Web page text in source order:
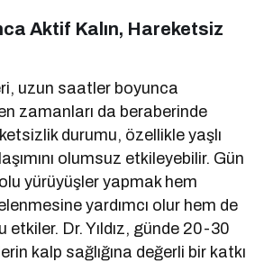
Aktif Kalın, Hareketsiz
uzun saatler boyunca
zamanları da beraberinde
durumu, özellikle yaşlı
olumsuz etkileyebilir. Gün
yürüyüşler yapmak hem
yardımcı olur hem de
Dr. Yıldız, günde 20-30
kalp sağlığına değerli bir katkı